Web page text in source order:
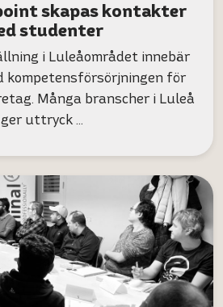
skapas kontakter
studenter
i Luleåområdet innebär
kompetensförsörjningen för
Många branscher i Luleå
ger uttryck …